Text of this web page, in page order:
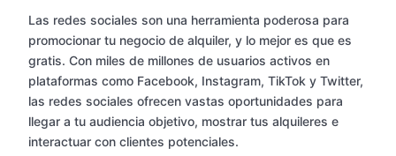
Las redes sociales son una herramienta poderosa para
promocionar tu negocio de alquiler, y lo mejor es que es
gratis. Con miles de millones de usuarios activos en
plataformas como Facebook, Instagram, TikTok y Twitter,
las redes sociales ofrecen vastas oportunidades para
llegar a tu audiencia objetivo, mostrar tus alquileres e
interactuar con clientes potenciales.